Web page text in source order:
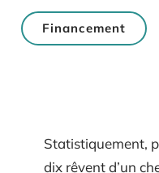
Financement
Statistiquement,
dix rêvent d’un